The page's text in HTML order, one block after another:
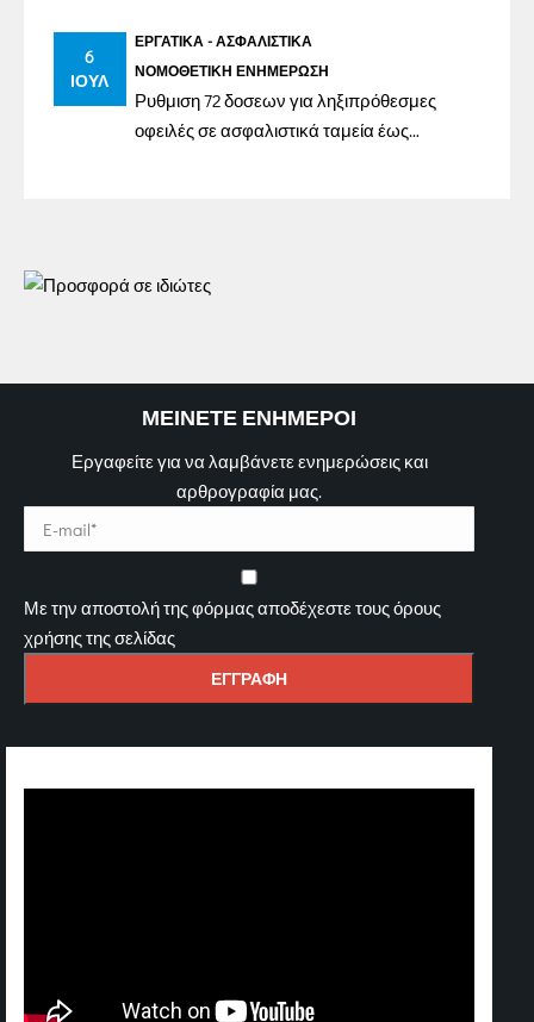
6
ΙΟΎΛ
ΕΡΓΑΤΙΚΆ - ΑΣΦΑΛΙΣΤΙΚΆ
ΝΟΜΟΘΕΤΙΚΉ ΕΝΗΜΈΡΩΣΗ
Ρυθμιση 72 δοσεων για ληξιπρόθεσμες
οφειλές σε ασφαλιστικά ταμεία έως
ΜΕΙΝΕΤΕ ΕΝΗΜΕΡΟΙ
Εργαφείτε για να λαμβάνετε ενημερώσεις και
αρθρογραφία μας.
Με την αποστολή της φόρμας αποδέχεστε τους όρους
χρήσης της σελίδας